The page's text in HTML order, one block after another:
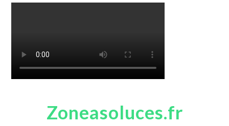
Zoneasoluces.fr